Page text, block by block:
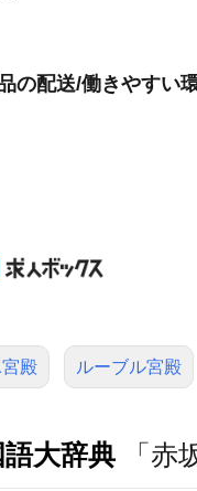
の配送/働きやすい
殿 ルーブル宮殿
大辞典 「